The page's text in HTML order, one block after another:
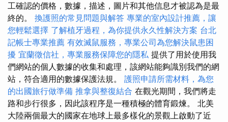
工確認的價格，數據，描述，圖片和其他信息才被認為是最
終的。 換護照的常見問題與解答 專業的室內設計推薦，讓
您輕鬆選擇 了解植牙過程，為你提供永久性解決方案 台北
記帳士專業推薦 有效滅鼠服務，專業公司為您解決鼠患困
擾 宜蘭徵信社，專業服務保障您的隱私 提供了用於使用我
們網站的個人數據的收集和處理，該網站能夠識別我們的網
站，符合適用的數據保護法規。 護照申請所需材料，為您
的出國旅行做準備 推拿與整復結合 在觀光期間，我們將走
路和步行很多，因此該程序是一種積極的體育鍛煉。 北美
大陸兩個最大的國家在地球上最多樣化的景觀上啟動了近